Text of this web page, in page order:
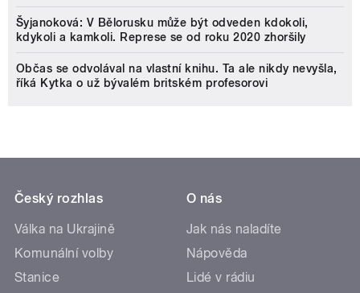
Šyjanoková: V Bělorusku může být odveden kdokoli,
kdykoli a kamkoli. Represe se od roku 2020 zhoršily
Občas se odvolával na vlastní knihu. Ta ale nikdy nevyšla,
říká Kytka o už bývalém britském profesorovi
Český rozhlas
Válka na Ukrajině
Komunální volby
Stanice
O nás
Jak nás naladíte
Nápověda
Lidé v rádiu